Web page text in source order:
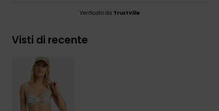
Verificato da TrustVille
Visti di recente